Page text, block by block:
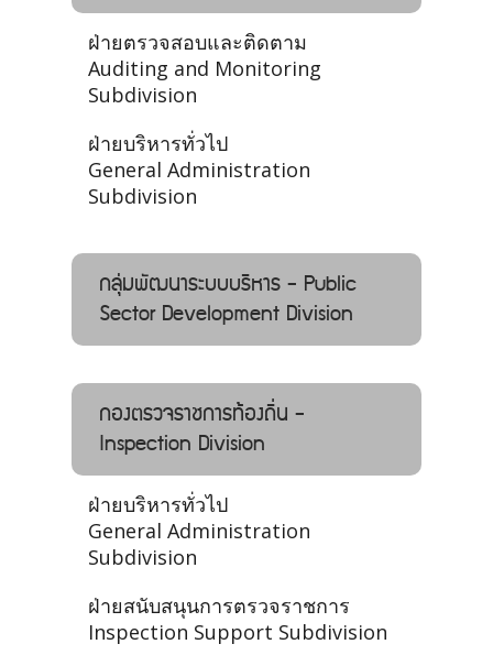
ฝ่ายตรวจสอบและติดตาม
Auditing and Monitoring
Subdivision
ฝ่ายบริหารทั่วไป
General Administration
Subdivision
กลุ่มพัฒนาระบบบริหาร - Public
Sector Development Division
กองตรวจราชการท้องถิ่น -
Inspection Division
ฝ่ายบริหารทั่วไป
General Administration
Subdivision
ฝ่ายสนับสนุนการตรวจราชการ
Inspection Support Subdivision